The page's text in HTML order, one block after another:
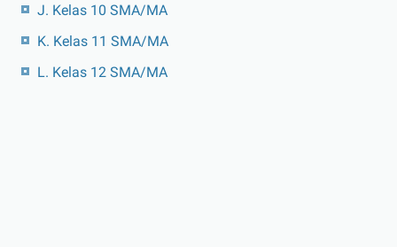
J. Kelas 10 SMA/MA
K. Kelas 11 SMA/MA
L. Kelas 12 SMA/MA